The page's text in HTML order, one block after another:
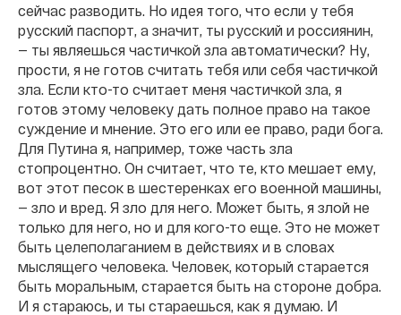
сейчас разводить. Но идея того, что если у тебя
русский паспорт, а значит, ты русский и россиянин,
— ты являешься частичкой зла автоматически? Ну,
прости, я не готов считать тебя или себя частичкой
зла. Если кто-то считает меня частичкой зла, я
готов этому человеку дать полное право на такое
суждение и мнение. Это его или ее право, ради бога.
Для Путина я, например, тоже часть зла
стопроцентно. Он считает, что те, кто мешает ему,
вот этот песок в шестеренках его военной машины,
— зло и вред. Я зло для него. Может быть, я злой не
только для него, но и для кого-то еще. Это не может
быть целеполаганием в действиях и в словах
мыслящего человека. Человек, который старается
быть моральным, старается быть на стороне добра.
И я стараюсь, и ты стараешься, как я думаю. И